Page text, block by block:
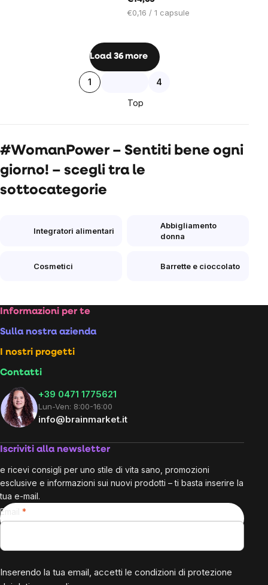
Prezzo
€0,16 / 1 capsule
Listing
controls
Load 36 more
Pagination
1 4
Top
#WomanPower – Sentiti bene ogni
giorno! – scegli tra le
sottocategorie
Integratori alimentari
Abbigliamento
donna
Cosmetici Barrette e cioccolato
Footer
Informazioni per te
Sulla nostra azienda
I nostri progetti
Contatti
+39 0471 1775621
Lun-Ven: 8:00-16:00
info@brainmarket.it
Iscriviti alla newsletter
e ricevi consigli per uno stile di vita sano, promozioni
esclusive e informazioni sui nuovi prodotti – ti basta inserire la
tua e-mail.
Email
Inserendo la tua email, accetti le condizioni di protezione